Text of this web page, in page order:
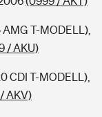
T-MODELL),
/ AKU)
CDI T-MODELL),
AKV)